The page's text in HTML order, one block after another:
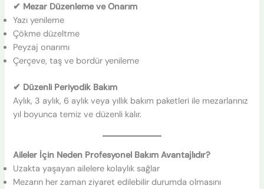
✔ Mezar Düzenleme ve Onarım
Yazı yenileme
Çökme düzeltme
Peyzaj onarımı
Çerçeve, taş ve bordür yenileme
✔ Düzenli Periyodik Bakım
Aylık, 3 aylık, 6 aylık veya yıllık bakım paketleri ile mezarlarınız
yıl boyunca temiz ve düzenli kalır.
Aileler İçin Neden Profesyonel Bakım Avantajlıdır?
Uzakta yaşayan ailelere kolaylık sağlar
Mezarın her zaman ziyaret edilebilir durumda olmasını